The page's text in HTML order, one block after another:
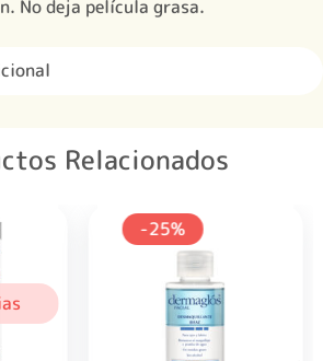
No deja película grasa.
Relacionados
-25%